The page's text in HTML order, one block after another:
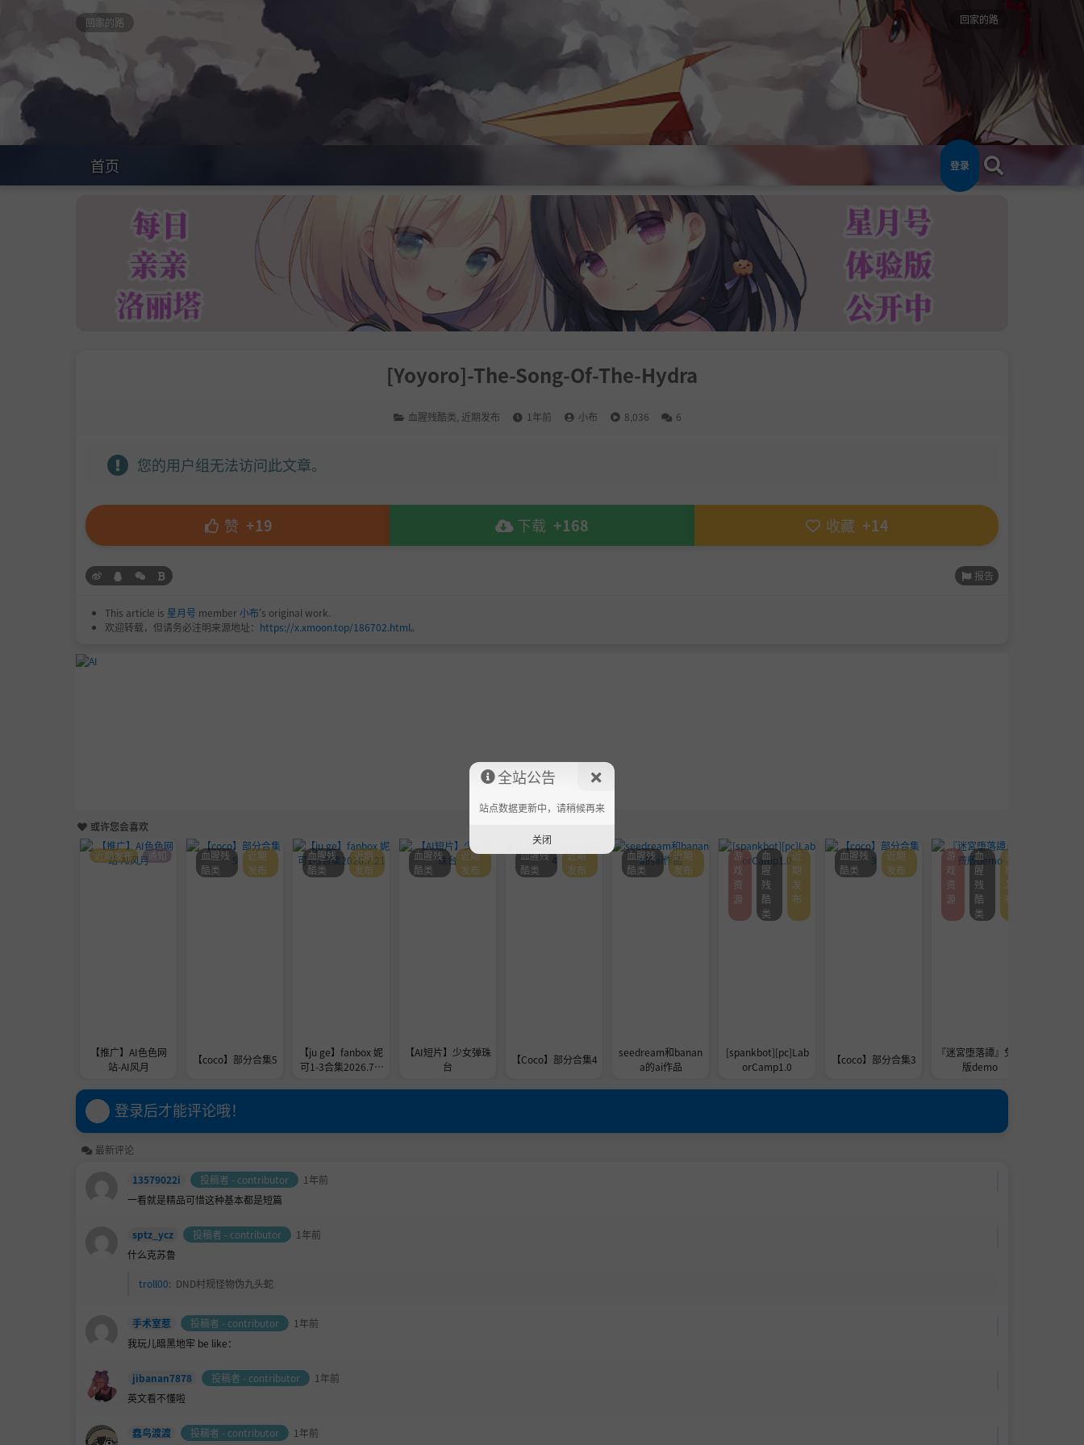
回家的路 回家的路
首页 登录
[Yoyoro]-The-Song-Of-The-Hydra
血腥残酷类 近期发布 1年前 小布 8,036 6
您的用户组无法访问此文章。
赞 +19 下载 +168 收藏 +14
报告
This article is 星月号 member小布's original work.
欢迎转载，但请务必注明来源地址： https://x.xmoon.top/186702.html。
或许您会喜欢
【推广】AI色色网
站-AI风月
近期发布 通知
【coco】部分合集5
血腥残
酷类
近期
发布
【ju ge】fanbox 妮
可1-3合集2026.7.2
血腥残
酷类
近期
发布
【AI短片】少女弹珠
台
血腥残
酷类
近期
发布
【Coco】部分合集4
血腥残
酷类
近期
发布
seedream和banan
a的ai作品
血腥残
酷类
近期
发布
[spankbot][pc]Lab
orCamp1.0
游
戏
资
源
血
腥
残
酷
类
近
期
发
布
【coco】部分合集3
血腥残
酷类
近期
发布
『迷宮堕落譚』免费
版demo
游
戏
资
源
血
腥
残
酷
类
近
期
发
布
登录后才能评论哦！
最新评论
13579022i 投稿者 - contributor
1年前
一看就是精品可惜这种基本都是短篇
sptz_ycz 投稿者 - contributor
1年前
什么克苏鲁
troll00: DND村规怪物伪九头蛇
手术室惹 投稿者 - contributor
1年前
我玩儿暗黑地牢 be like：
jibanan7878 投稿者 - contributor
1年前
英文看不懂啦
蠢鸟渡渡 投稿者 - contributor 1年前
全站公告
站点数据更新中，请稍候再来
关闭